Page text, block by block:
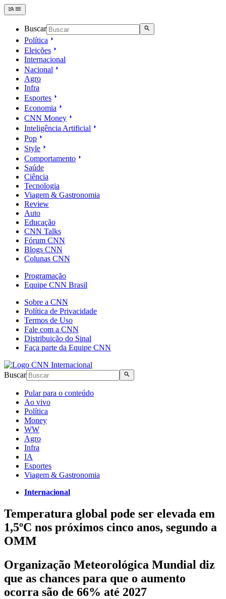
Buscar
Política
Eleições
Internacional
Nacional
Agro
Infra
Esportes
Economia
CNN Money
Inteligência Artificial
Pop
Style
Comportamento
Saúde
Ciência
Tecnologia
Viagem & Gastronomia
Review
Auto
Educação
CNN Talks
Fórum CNN
Blogs CNN
Colunas CNN
Programação
Equipe CNN Brasil
Sobre a CNN
Política de Privacidade
Termos de Uso
Fale com a CNN
Distribuição do Sinal
Faça parte da Equipe CNN
Buscar
Pular para o conteúdo
Ao vivo
Política
Money
WW
Agro
Infra
IA
Esportes
Viagem & Gastronomia
Internacional
Temperatura global pode ser elevada em
1,5ºC nos próximos cinco anos, segundo a
OMM
Organização Meteorológica Mundial diz
que as chances para que o aumento
ocorra são de 66% até 2027